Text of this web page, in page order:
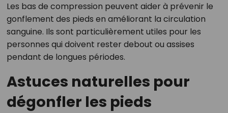
Les bas de compression peuvent aider à prévenir le
gonflement des pieds en améliorant la circulation
sanguine. Ils sont particulièrement utiles pour les
personnes qui doivent rester debout ou assises
pendant de longues périodes.
Astuces naturelles pour
dégonfler les pieds